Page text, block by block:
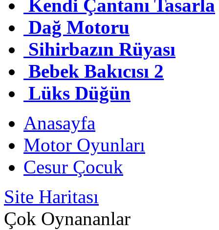
Kendi Çantanı Tasarla
Dağ Motoru
Sihirbazın Rüyası
Bebek Bakıcısı 2
Lüks Düğün
Anasayfa
Motor Oyunları
Cesur Çocuk
Site Haritası
Çok Oynananlar